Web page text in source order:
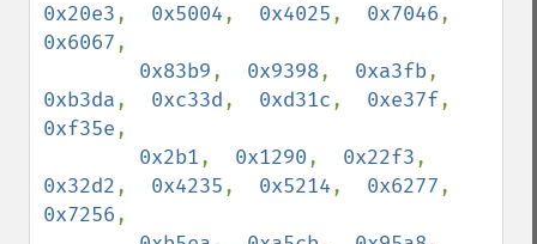
0x20e3, 0x5004, 0x4025, 0x7046
0x6067,
0x83b9, 0x9398, 0xa3fb
0xb3da, 0xc33d, 0xd31c, 0xe37f
0xf35e,
0x2b1, 0x1290, 0x22f3
0x32d2, 0x4235, 0x5214, 0x6277
0x7256,